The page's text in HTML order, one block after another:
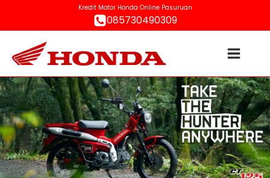
Kredit Motor Honda Online Pasuruan
085730490309